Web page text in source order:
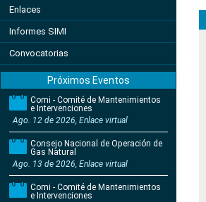
Enlaces
Informes SIMI
Convocatorias
Próximos Eventos
Comi - Comité de Mantenimientos
e Intervenciones
Ago. 12 de 2026, Enlace virtual
Consejo Nacional de Operación de
Gas Natural
Ago. 13 de 2026, Enlace virtual
Comi - Comité de Mantenimientos
e Intervenciones